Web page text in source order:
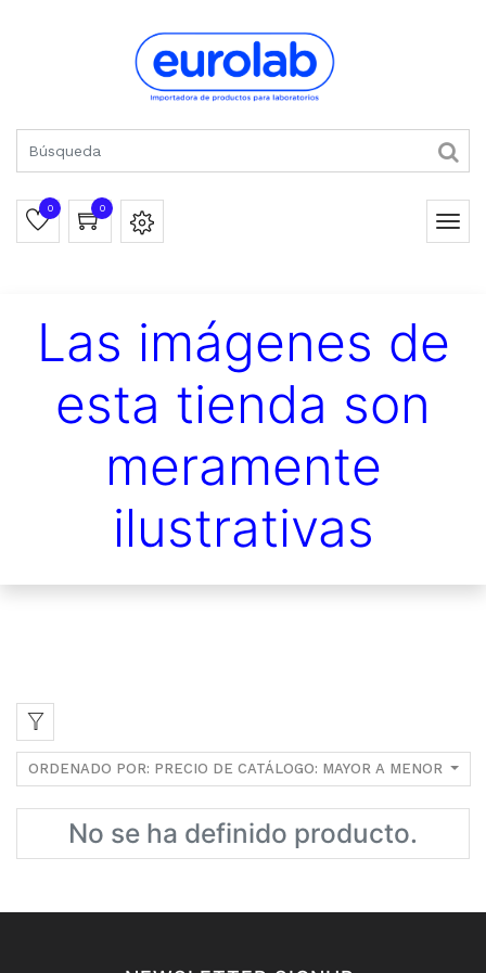
0 0
Las imágenes de
esta tienda son
meramente
ilustrativas
ORDENADO POR: PRECIO DE CATÁLOGO: MAYOR A MENOR
No se ha definido producto.